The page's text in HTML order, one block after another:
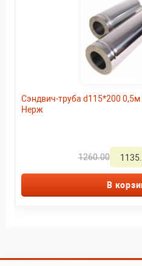
Сэндвич-труба d115*200
Нерж
1260.00
В